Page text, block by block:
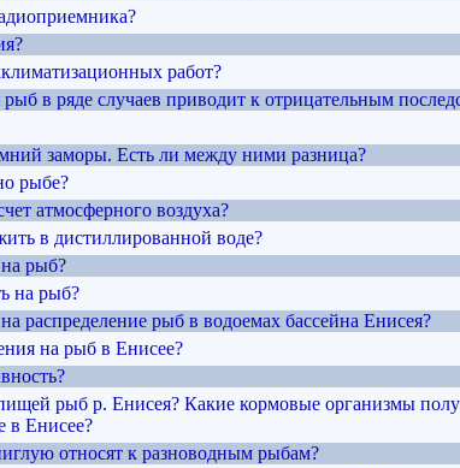
работ?
в ряде случаев приводит к отрицательным
заморы. Есть ли между ними разница?
рыбе?
атмосферного воздуха?
в дистиллированной воде?
рыб?
на рыб?
распределение рыб в водоемах бассейна Енисея?
на рыб в Енисее?
рыб р. Енисея? Какие кормовые организмы
в Енисее?
относят к разноводным рыбам?